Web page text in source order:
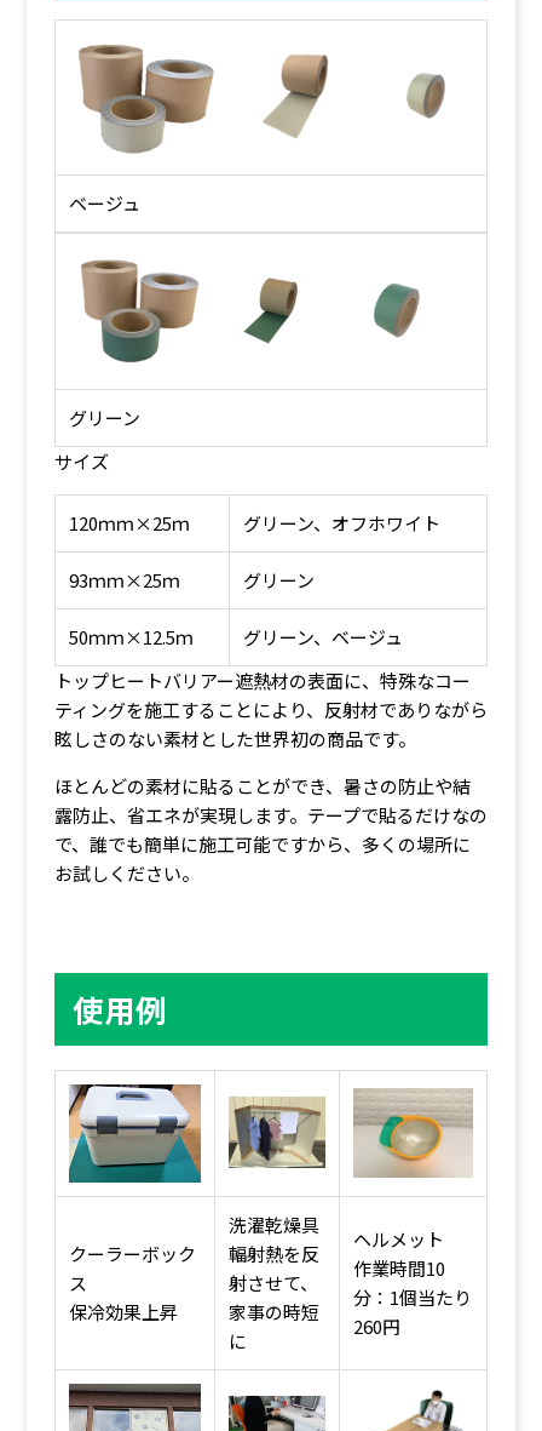
ベージュ
グリーン
サイズ
120ｍｍ×25ｍ グリーン、オフホワイト
93ｍｍ×25ｍ グリーン
50ｍｍ×12.5ｍ
グリーン、ベージュ
トップヒートバリアー遮熱材の表面に、特殊なコー
ティングを施工することにより、反射材でありながら
眩しさのない素材とした世界初の商品です。
ほとんどの素材に貼ることができ、暑さの防止や結
露防止、省エネが実現します。テープで貼るだけなの
で、誰でも簡単に施工可能ですから、多くの場所に
お試しください。
使用例
クーラーボック
ス
保冷効果上昇
洗濯乾燥具
輻射熱を反
射させて、
家事の時短
に
ヘルメット
作業時間10
分：1個当たり
260円